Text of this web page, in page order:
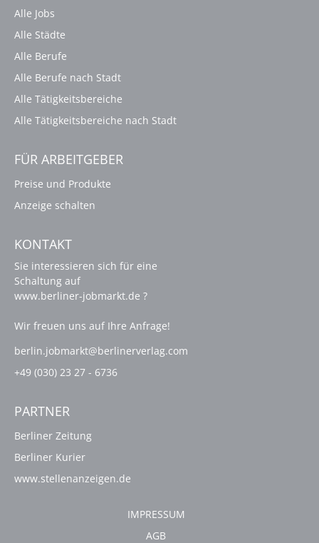
Alle Jobs
Alle Städte
Alle Berufe
Alle Berufe nach Stadt
Alle Tätigkeitsbereiche
Alle Tätigkeitsbereiche nach Stadt
FÜR ARBEITGEBER
Preise und Produkte
Anzeige schalten
KONTAKT
Sie interessieren sich für eine
Schaltung auf
www.berliner-jobmarkt.de ?
Wir freuen uns auf Ihre Anfrage!
berlin.jobmarkt@berlinerverlag.com
+49 (030) 23 27 - 6736
PARTNER
Berliner Zeitung
Berliner Kurier
www.stellenanzeigen.de
IMPRESSUM
AGB